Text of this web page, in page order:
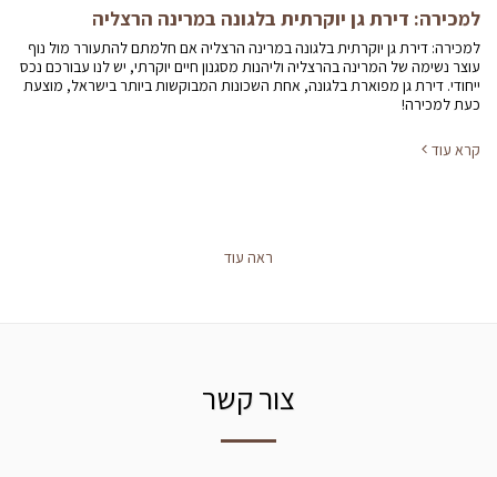
למכירה: דירת גן יוקרתית בלגונה במרינה הרצליה
למכירה: דירת גן יוקרתית בלגונה במרינה הרצליה אם חלמתם להתעורר מול נוף
עוצר נשימה של המרינה בהרצליה וליהנות מסגנון חיים יוקרתי, יש לנו עבורכם נכס
ייחודי. דירת גן מפוארת בלגונה, אחת השכונות המבוקשות ביותר בישראל, מוצעת
כעת למכירה!
קרא עוד
ראה עוד
צור קשר